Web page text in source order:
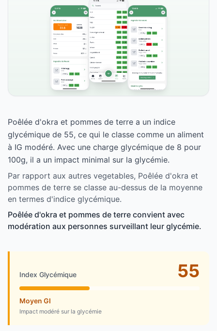
Poêlée d'okra et pommes de terre a un indice
glycémique de 55, ce qui le classe comme un aliment
à IG modéré. Avec une charge glycémique de 8 pour
100g, il a un impact minimal sur la glycémie.
Par rapport aux autres vegetables, Poêlée d'okra et
pommes de terre se classe au-dessus de la moyenne
en termes d'indice glycémique.
Poêlée d'okra et pommes de terre convient avec
modération aux personnes surveillant leur glycémie.
Index Glycémique 55
Moyen GI
Impact modéré sur la glycémie